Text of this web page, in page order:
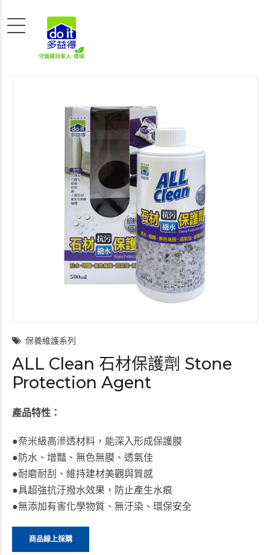
保養維護系列
ALL Clean 石材保護劑 Stone
Protection Agent
產品特性：
●奈米級高滲透材料，能深入形成保護膜
●防水、增豔、無色無膜、透氣佳
●耐磨耐刮、維持建材美觀與質感
●具超強抗汙撥水效果，防止產生水痕
●無添加有害化學物質、無汙染、環保安全
商品線上採購